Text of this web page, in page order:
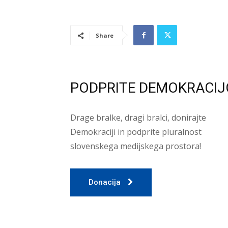
Share
PODPRITE
Drage bralke, dragi bralci, donirajte
Demokraciji in podprite pluralnost
slovenskega medijskega prostora!
Donacija